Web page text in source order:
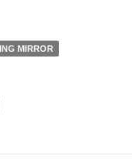
MIRROR